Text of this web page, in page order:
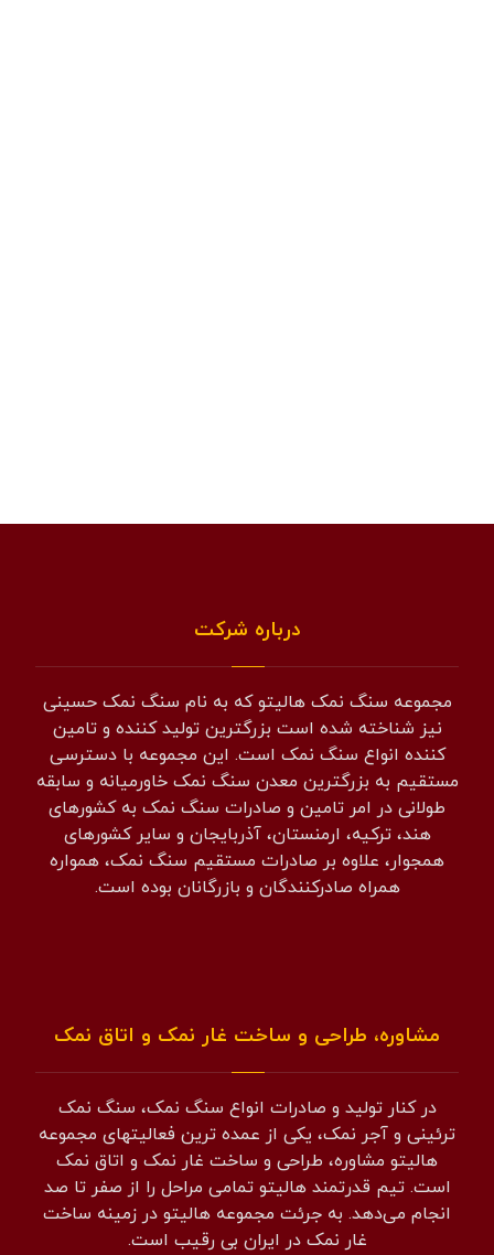
درباره شرکت
مجموعه سنگ نمک هالیتو که به نام سنگ نمک حسینی
نیز شناخته شده است بزرگترین تولید کننده و تامین
کننده انواع سنگ نمک است. این مجموعه با دسترسی
مستقیم به بزرگترین معدن سنگ نمک خاورمیانه و سابقه
طولانی در امر تامین و صادرات سنگ نمک به کشورهای
هند، ترکیه، ارمنستان، آذربایجان و سایر کشورهای
همجوار، علاوه بر صادرات مستقیم سنگ نمک، همواره
همراه صادرکنندگان و بازرگانان بوده است.
مشاوره، طراحی و ساخت غار نمک و اتاق نمک
در کنار تولید و صادرات انواع سنگ نمک، سنگ نمک
ترئینی و آجر نمک، یکی از عمده ترین فعالیتهای مجموعه
هالیتو مشاوره، طراحی و ساخت غار نمک و اتاق نمک
است. تیم قدرتمند هالیتو تمامی مراحل را از صفر تا صد
انجام می‌دهد. به جرئت مجموعه هالیتو در زمینه ساخت
غار نمک در ایران بی رقیب است.